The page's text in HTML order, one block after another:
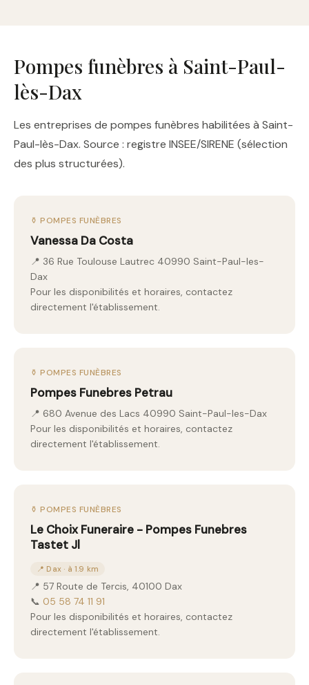
Pompes funèbres à Saint-Paul-
lès-Dax
Les entreprises de pompes funèbres habilitées à Saint-
Paul-lès-Dax. Source : registre INSEE/SIRENE (sélection
des plus structurées).
⚱️ POMPES FUNÈBRES
Vanessa Da Costa
📍 36 Rue Toulouse Lautrec 40990 Saint-Paul-les-
Dax
Pour les disponibilités et horaires, contactez
directement l'établissement.
⚱️ POMPES FUNÈBRES
Pompes Funebres Petrau
📍 680 Avenue des Lacs 40990 Saint-Paul-les-Dax
Pour les disponibilités et horaires, contactez
directement l'établissement.
⚱️ POMPES FUNÈBRES
Le Choix Funeraire - Pompes Funebres
Tastet Jl
📍 Dax · à 1.9 km
📍 57 Route de Tercis, 40100 Dax
📞 05 58 74 11 91
Pour les disponibilités et horaires, contactez
directement l'établissement.